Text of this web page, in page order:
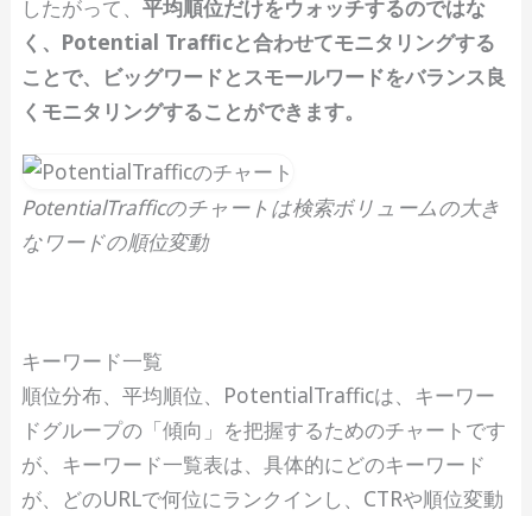
したがって、 平均順位だけをウォッチするのではな
く、Potential Trafficと合わせてモニタリングする
ことで、ビッグワードとスモールワードをバランス良
くモニタリングすることができます。
PotentialTrafficのチャートは検索ボリュームの大き
なワードの順位変動
キーワード一覧
順位分布、平均順位、PotentialTrafficは、キーワー
ドグループの「傾向」を把握するためのチャートです
が、キーワード一覧表は、具体的にどのキーワード
が、どのURLで何位にランクインし、CTRや順位変動